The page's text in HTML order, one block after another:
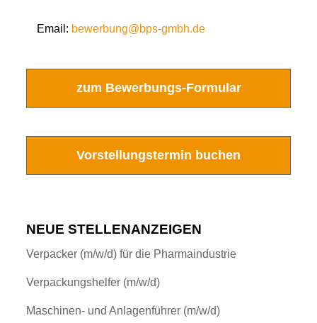
Email: bewerbung@bps-gmbh.de
zum Bewerbungs-Formular
Vorstellungstermin buchen
NEUE STELLENANZEIGEN
Verpacker (m/w/d) für die Pharmaindustrie
Verpackungshelfer (m/w/d)
Maschinen- und Anlagenführer (m/w/d)